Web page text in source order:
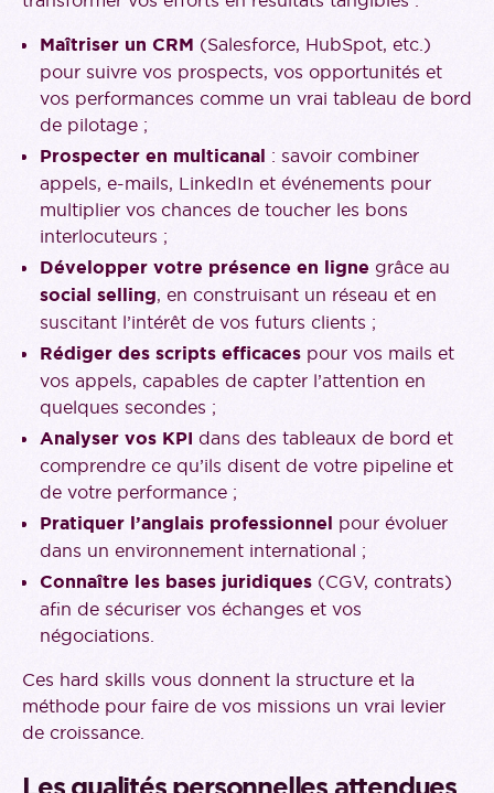
Maîtriser un CRM (Salesforce, HubSpot, etc.)
pour suivre vos prospects, vos opportunités et
vos performances comme un vrai tableau de bord
de pilotage ;
Prospecter en multicanal : savoir combiner
appels, e-mails, LinkedIn et événements pour
multiplier vos chances de toucher les bons
interlocuteurs ;
Développer votre présence en ligne grâce au
social selling, en construisant un réseau et en
suscitant l’intérêt de vos futurs clients ;
Rédiger des scripts efficaces pour vos mails et
vos appels, capables de capter l’attention en
quelques secondes ;
Analyser vos KPI dans des tableaux de bord et
comprendre ce qu’ils disent de votre pipeline et
de votre performance ;
Pratiquer l’anglais professionnel pour évoluer
dans un environnement international ;
Connaître les bases juridiques (CGV, contrats)
afin de sécuriser vos échanges et vos
négociations.
Ces hard skills vous donnent la structure et la
méthode pour faire de vos missions un vrai levier
de croissance.